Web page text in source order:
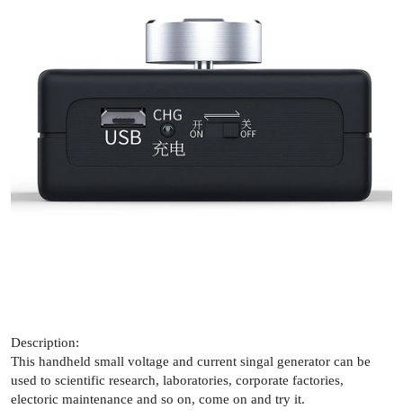
Description:
This handheld small voltage and current singal generator can be
used to scientific research, laboratories, corporate factories,
electoric maintenance and so on, come on and try it.